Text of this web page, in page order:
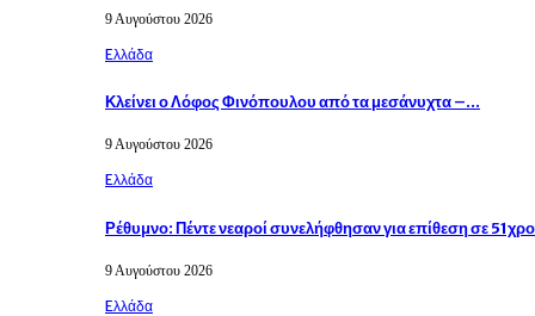
9 Αυγούστου 2026
Eλλάδα
Κλείνει ο Λόφος Φινόπουλου από τα μεσάνυχτα –…
9 Αυγούστου 2026
Eλλάδα
Ρέθυμνο: Πέντε νεαροί συνελήφθησαν για επίθεση σε
9 Αυγούστου 2026
Eλλάδα